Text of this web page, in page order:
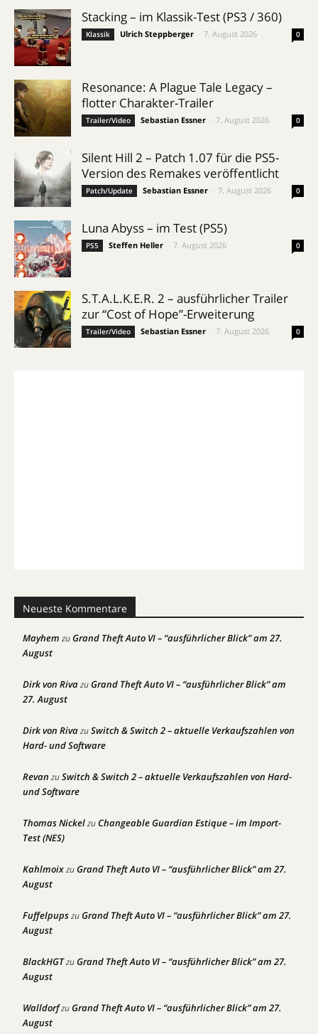
Stacking – im Klassik-Test (PS3 / 360)
Klassik Ulrich Steppberger 7. August 2026 0
Resonance: A Plague Tale Legacy –
flotter Charakter-Trailer
Trailer/Video Sebastian Essner 7. August 2026 0
Silent Hill 2 – Patch 1.07 für die PS5-
Version des Remakes veröffentlicht
Patch/Update Sebastian Essner 7. August 2026 0
Luna Abyss – im Test (PS5)
PS5 Steffen Heller 7. August 2026 0
S.T.A.L.K.E.R. 2 – ausführlicher Trailer
zur “Cost of Hope”-Erweiterung
Trailer/Video Sebastian Essner 7. August 2026 0
Neueste Kommentare
Mayhem zuGrand Theft Auto VI – “ausführlicher Blick” am 27.
August
Dirk von RivazuGrand Theft Auto VI – “ausführlicher Blick” am
27. August
Dirk von RivazuSwitch & Switch 2 – aktuelle Verkaufszahlen von
Hard- und Software
Revan zuSwitch & Switch 2 – aktuelle Verkaufszahlen von Hard-
und Software
Thomas NickelzuChangeable Guardian Estique – im Import-
Test (NES)
KahlmoixzuGrand Theft Auto VI – “ausführlicher Blick” am 27.
August
FuffelpupszuGrand Theft Auto VI – “ausführlicher Blick” am 27.
August
BlackHGTzuGrand Theft Auto VI – “ausführlicher Blick” am 27.
August
WalldorfzuGrand Theft Auto VI – “ausführlicher Blick” am 27.
August